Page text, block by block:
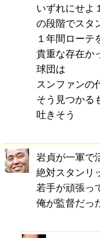
いずれにせよ
の段階でスタ
１年間ローテ
貴重な存在か
球団は
スンファンの
そう見つかる
吐きそう
岩貞が一軍で
絶対スタンリ
若手が頑張っ
俺が監督だっ